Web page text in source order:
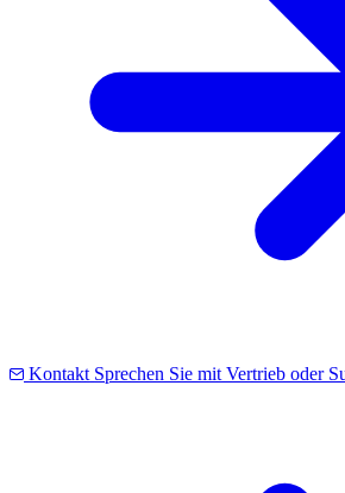
Kontakt Sprechen Sie mit Vertrieb oder